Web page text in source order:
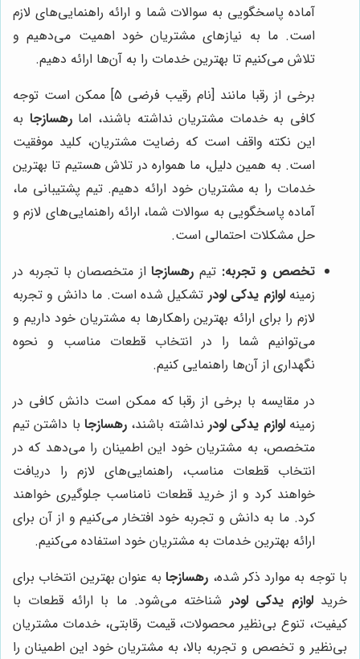
آماده پاسخگویی به سوالات شما و ارائه راهنمایی‌های لازم
است. ما به نیازهای مشتریان خود اهمیت می‌دهیم و
تلاش می‌کنیم تا بهترین خدمات را به آن‌ها ارائه دهیم.
برخی از رقبا مانند [نام رقیب فرضی 5] ممکن است توجه
کافی به خدمات مشتریان نداشته باشند، امارهسازجا به
این نکته واقف است که رضایت مشتریان، کلید موفقیت
است. به همین دلیل، ما همواره در تلاش هستیم تا بهترین
خدمات را به مشتریان خود ارائه دهیم. تیم پشتیبانی ما،
آماده پاسخگویی به سوالات شما، ارائه راهنمایی‌های لازم و
حل مشکلات احتمالی است.
تخصص و تجربه: تیم رهسازجااز متخصصان با تجربه در
زمینهلوازم یدکی لودر تشکیل شده است. ما دانش و تجربه
لازم را برای ارائه بهترین راهکارها به مشتریان خود داریم و
می‌توانیم شما را در انتخاب قطعات مناسب و نحوه
نگهداری از آن‌ها راهنمایی کنیم.
در مقایسه با برخی از رقبا که ممکن است دانش کافی در
زمینهلوازم یدکی لودر نداشته باشند، رهسازجا با داشتن تیم
متخصص، به مشتریان خود این اطمینان را می‌دهد که در
انتخاب قطعات مناسب، راهنمایی‌های لازم را دریافت
خواهند کرد و از خرید قطعات نامناسب جلوگیری خواهند
کرد. ما به دانش و تجربه خود افتخار می‌کنیم و از آن برای
ارائه بهترین خدمات به مشتریان خود استفاده می‌کنیم.
با توجه به موارد ذکر شده، رهسازجابه عنوان بهترین انتخاب برای
خریدلوازم یدکی لودر شناخته می‌شود. ما با ارائه قطعات با
کیفیت، تنوع بی‌نظیر محصولات، قیمت رقابتی، خدمات مشتریان
بی‌نظیر و تخصص و تجربه بالا، به مشتریان خود این اطمینان را